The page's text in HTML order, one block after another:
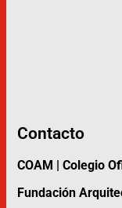
Contacto
COAM | Colegio
Fundación